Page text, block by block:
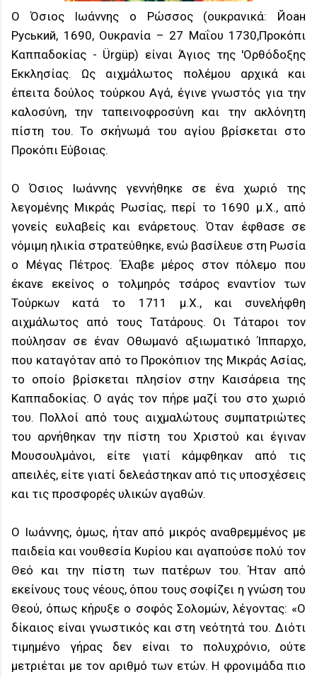
Ο Όσιος Ιωάννης ο Ρώσσος (ουκρανικά: Йоан
Руський‎‎, 1690, Ουκρανία – 27 Μαΐου 1730,Προκόπι
Καππαδοκίας - Ürgüp) είναι Άγιος της 'Oρθόδοξης
Εκκλησίας. Ως αιχμάλωτος πολέμου αρχικά και
έπειτα δούλος τούρκου Αγά, έγινε γνωστός για την
καλοσύνη, την ταπεινοφροσύνη και την ακλόνητη
πίστη του. Το σκήνωμά του αγίου βρίσκεται στο
Προκόπι Εύβοιας.
Ο Όσιος Ιωάννης γεννήθηκε σε ένα χωριό της
λεγομένης Μικράς Ρωσίας, περί το 1690 μ.Χ., από
γονείς ευλαβείς και ενάρετους. Όταν έφθασε σε
νόμιμη ηλικία στρατεύθηκε, ενώ βασίλευε στη Ρωσία
ο Μέγας Πέτρος. Έλαβε μέρος στον πόλεμο που
έκανε εκείνος ο τολμηρός τσάρος εναντίον των
Τούρκων κατά το 1711 μ.Χ., και συνελήφθη
αιχμάλωτος από τους Τατάρους. Οι Τάταροι τον
πούλησαν σε έναν Οθωμανό αξιωματικό Ίππαρχο,
που καταγόταν από το Προκόπιον της Μικράς Ασίας,
το οποίο βρίσκεται πλησίον στην Καισάρεια της
Καππαδοκίας. Ο αγάς τον πήρε μαζί του στο χωριό
του. Πολλοί από τους αιχμαλώτους συμπατριώτες
του αρνήθηκαν την πίστη του Χριστού και έγιναν
Μουσουλμάνοι, είτε γιατί κάμφθηκαν από τις
απειλές, είτε γιατί δελεάστηκαν από τις υποσχέσεις
και τις προσφορές υλικών αγαθών.
Ο Ιωάννης, όμως, ήταν από μικρός αναθρεμμένος με
παιδεία και νουθεσία Κυρίου και αγαπούσε πολύ τον
Θεό και την πίστη των πατέρων του. Ήταν από
εκείνους τους νέους, όπου τους σοφίζει η γνώση του
Θεού, όπως κήρυξε ο σοφός Σολομών, λέγοντας: «Ο
δίκαιος είναι γνωστικός και στη νεότητά του. Διότι
τιμημένο γήρας δεν είναι το πολυχρόνιο, ούτε
μετριέται με τον αριθμό των ετών. Η φρονιμάδα πιο